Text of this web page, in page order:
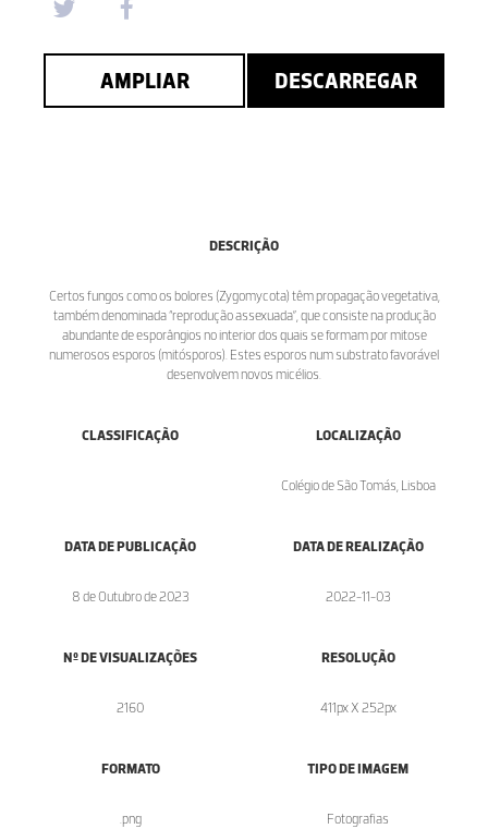
AMPLIAR DESCARREGAR
DESCRIÇÃO
Certos fungos como os bolores (Zygomycota) têm propagação vegetativa,
também denominada “reprodução assexuada”, que consiste na produção
abundante de esporângios no interior dos quais se formam por mitose
numerosos esporos (mitósporos). Estes esporos num substrato favorável
desenvolvem novos micélios.
CLASSIFICAÇÃO LOCALIZAÇÃO
Colégio de São Tomás, Lisboa
DATA DE PUBLICAÇÃO
8 de Outubro de 2023
DATA DE REALIZAÇÃO
2022-11-03
Nº DE VISUALIZAÇÕES
2160
RESOLUÇÃO
411px X 252px
FORMATO
.png
TIPO DE IMAGEM
Fotografias